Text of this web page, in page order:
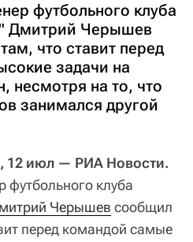
футбольного клуба
Дмитрий Черышев
что ставит перед
задачи на
несмотря на то, что
занимался другой
июл — РИА Новости.
футбольного клуба
Черышев сообщил
перед командой самые